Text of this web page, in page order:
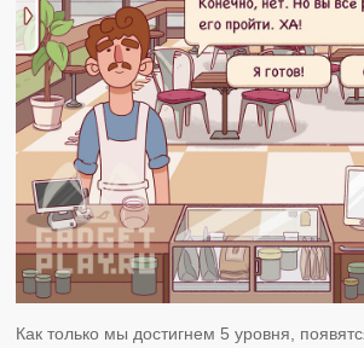
Как только мы достигнем 5 уровня,